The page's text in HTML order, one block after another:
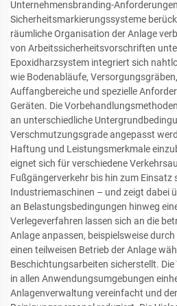
Unternehmensbranding-
Sicherheitsmarkierungssysteme
räumliche Organisation der Anlage
von Arbeitssicherheitsvorschriften
Epoxidharzsystem integriert sich
wie Bodenabläufe,
Auffangbereiche und spezielle
Geräten. Die
an unterschiedliche
Verschmutzungsgrade angepasst
Haftung und Leistungsmerkmale
eignet sich für verschiedene
Fußgängerverkehr bis hin zum Einsatz
Industriemaschinen – und zeigt dabei
an Belastungsbedingungen hinweg
Verlegeverfahren lassen sich an die
Anlage anpassen, beispielsweise
einen teilweisen Betrieb der Anlage
Beschichtungsarbeiten sicherstellt.
in allen Anwendungsumgebungen
Anlagenverwaltung vereinfacht und